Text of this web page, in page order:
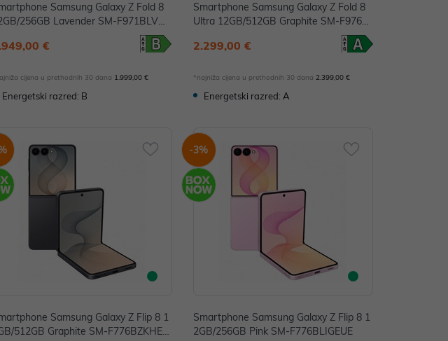
Samsung Galaxy Z Fold 8
256GB Lavender SM-F971BLVBE
€
cijena u prethodnih 30 dana 1.999,00 €
Energetski razred: B
Smartphone Samsung Galaxy Z Fold 8
Ultra 12GB/512GB Graphite SM-F976B
2.299,00 €
*najniža cijena u prethodnih 30 dana 2.399,00 €
Energetski razred: A
Samsung Galaxy Z Flip 8 1
512GB Graphite SM-F776BZKHEU
-3%
Smartphone Samsung Galaxy Z Flip 8 1
2GB/256GB Pink SM-F776BLIGEUE